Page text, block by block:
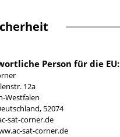
Person für die EU:
12a
Westfalen
52074
sat-corner.de
sat-corner.de